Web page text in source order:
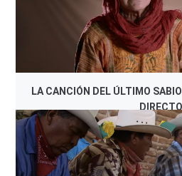
LA CANCIÓN DEL ÚLTIMO